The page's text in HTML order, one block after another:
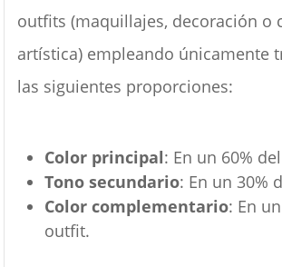
outfits (maquillajes, decoración o
artística) empleando únicamente
las siguientes proporciones:
Color principal: En un 60%
Tono secundario: En un 30%
Color complementario: En
outfit.